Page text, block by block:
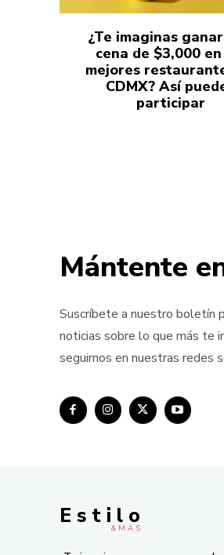
¿Te imaginas
cena de $3,000
mejores
CDMX? Así
participar
Mántente
Suscríbete a nuestro boletín
noticias sobre lo que más te
seguirnos en nuestras redes
E s t i l o
& M À S